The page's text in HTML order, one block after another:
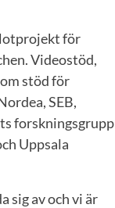
för
Videostöd,
stöd för
SEB,
forskningsgrupp
Uppsala
sig av och vi är